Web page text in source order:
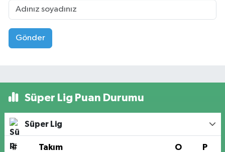
Gönder
Süper Lig Puan Durumu
Süper Lig
# Takım O P